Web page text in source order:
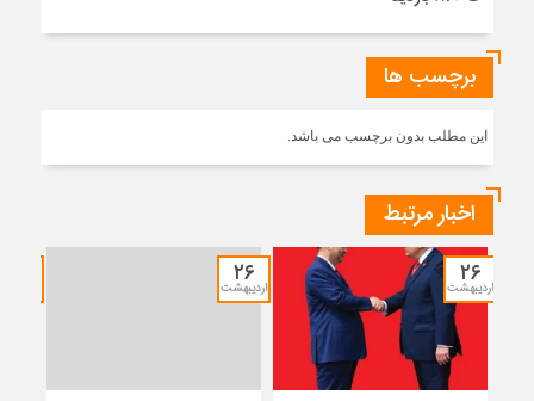
برچسب ها
این مطلب بدون برچسب می باشد.
اخبار مرتبط
۲۶
اردیبهشت ۲۶
اردیبهشت